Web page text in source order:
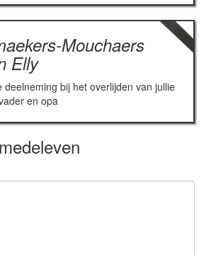
Mouchaers
Elly
deelneming bij het overlijden van jullie
en opa